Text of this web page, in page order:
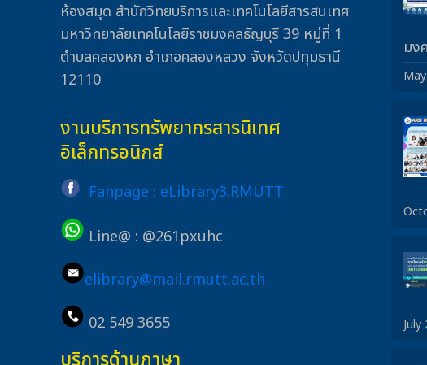
ห้องสมุด สำนักวิทยบริการและเทคโนโลยีสารสนเทศ
มหาวิทยาลัยเทคโนโลยีราชมงคลธัญบุรี 39 หมู่ที่ 1
ตำบลคลองหก อำเภอคลองหลวง จังหวัดปทุมธานี
12110
งานบริการทรัพยากรสารนิเทศ
อิเล็กทรอนิกส์
Fanpage : eLibrary3.RMUTT
Line@ : @261pxuhc
elibrary@mail.rmutt.ac.th
02 549 3655
มง